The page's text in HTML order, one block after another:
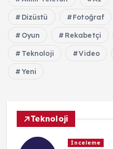
Dizüstü Fotoğraf
Oyun Rekabetçi
Teknoloji Video
Yeni
Teknoloji
İnceleme